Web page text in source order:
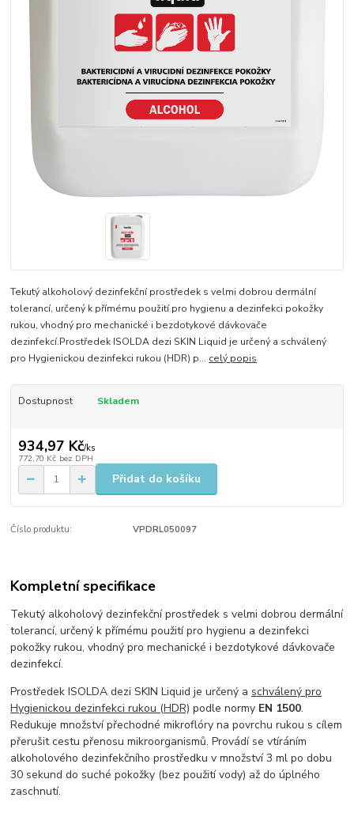
Tekutý alkoholový dezinfekční prostředek s velmi dobrou dermální
tolerancí, určený k přímému použití pro hygienu a dezinfekci pokožky
rukou, vhodný pro mechanické i bezdotykové dávkovače
dezinfekcí.Prostředek ISOLDA dezi SKIN Liquid je určený a schválený
pro Hygienickou dezinfekci rukou (HDR) p... celý popis
Dostupnost Skladem
934,97 Kč/ks
772,70 Kč bez DPH
Přidat do košíku
Číslo produktu: VPDRL050097
Kompletní specifikace
Tekutý alkoholový dezinfekční prostředek s velmi dobrou dermální
tolerancí, určený k přímému použití pro hygienu a dezinfekci
pokožky rukou, vhodný pro mechanické i bezdotykové dávkovače
dezinfekcí.
Prostředek ISOLDA dezi SKIN Liquid je určený a schválený pro
Hygienickou dezinfekci rukou (HDR) podle normy EN 1500.
Redukuje množství přechodné mikroflóry na povrchu rukou s cílem
přerušit cestu přenosu mikroorganismů. Provádí se vtíráním
alkoholového dezinfekčního prostředku v množství 3 ml po dobu
30 sekund do suché pokožky (bez použití vody) až do úplného
zaschnutí.